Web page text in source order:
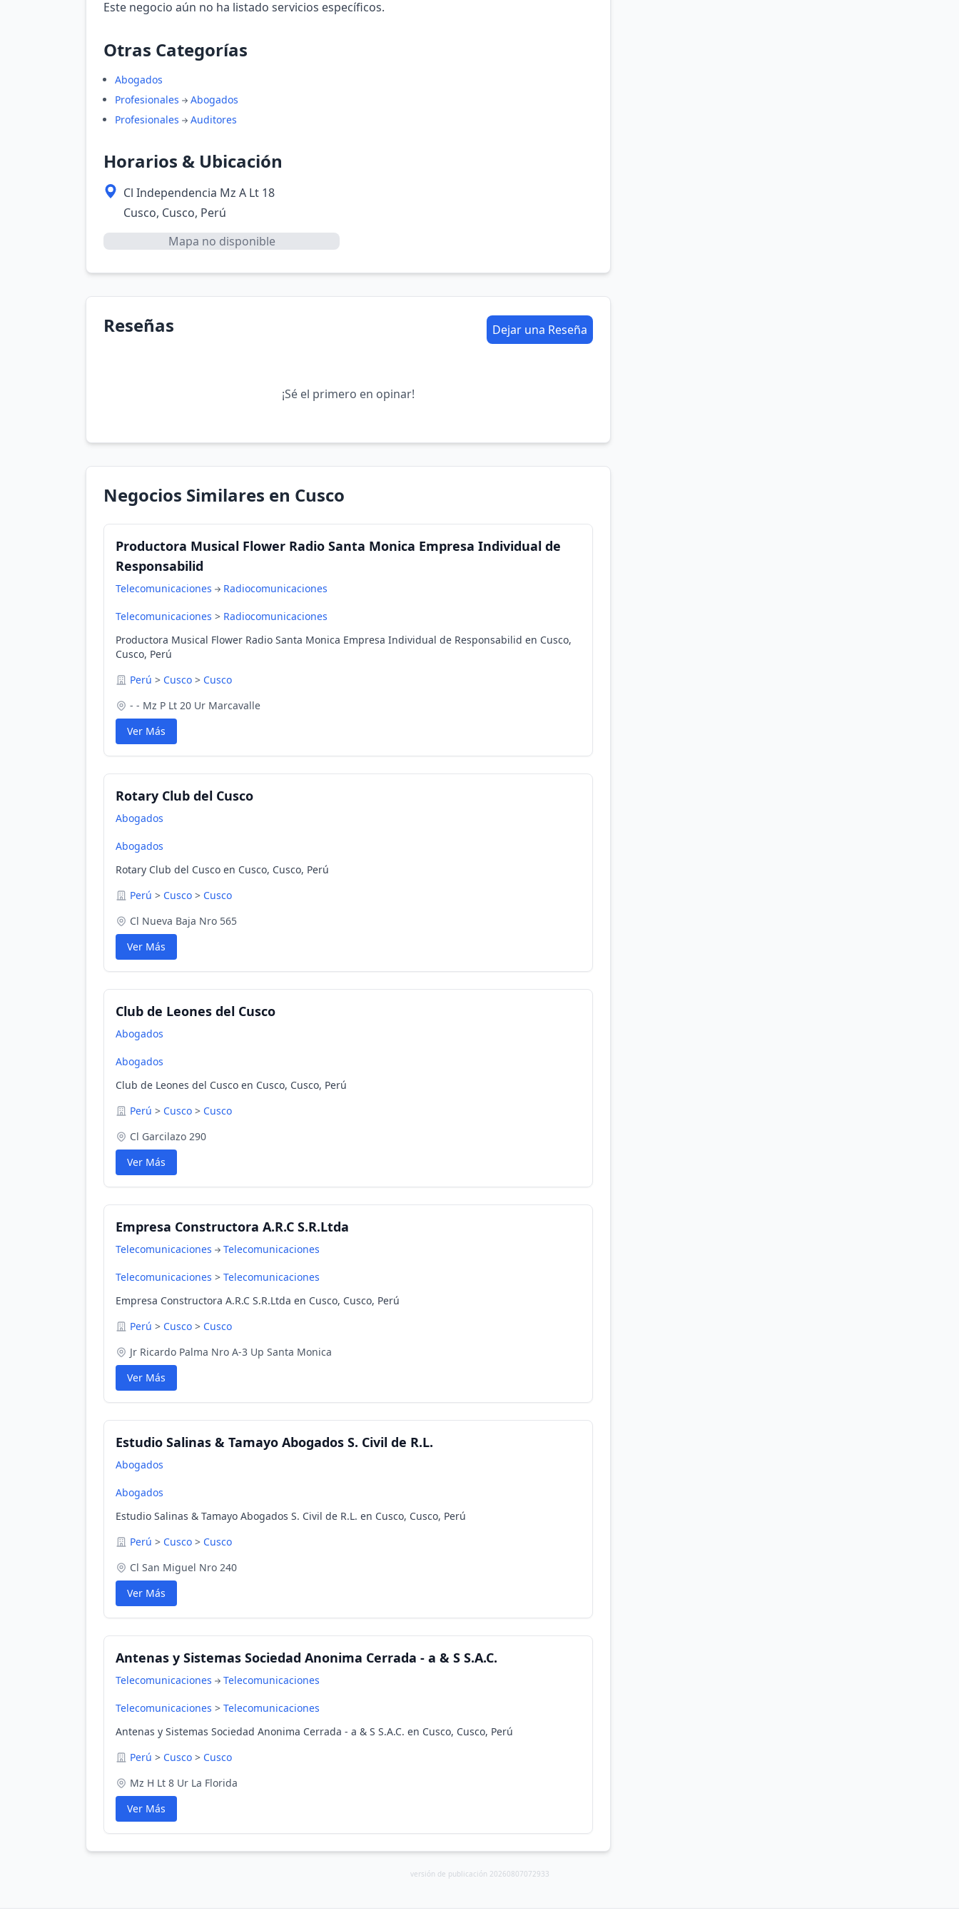
Este negocio aún no ha listado servicios específicos.
Otras Categorías
Abogados
Profesionales
Abogados
Profesionales
Auditores
Horarios & Ubicación
Cl Independencia Mz A Lt 18
Cusco, Cusco, Perú
Mapa no disponible
Reseñas Dejar una Reseña
¡Sé el primero en opinar!
Negocios Similares en Cusco
Productora Musical Flower Radio Santa Monica Empresa Individual de
Responsabilid
Telecomunicaciones Radiocomunicaciones
Telecomunicaciones > Radiocomunicaciones
Productora Musical Flower Radio Santa Monica Empresa Individual de Responsabilid en Cusco,
Cusco, Perú
Perú > Cusco > Cusco
- - Mz P Lt 20 Ur Marcavalle
Ver Más
Rotary Club del Cusco
Abogados
Abogados
Rotary Club del Cusco en Cusco, Cusco, Perú
Perú > Cusco > Cusco
Cl Nueva Baja Nro 565
Ver Más
Club de Leones del Cusco
Abogados
Abogados
Club de Leones del Cusco en Cusco, Cusco, Perú
Perú > Cusco > Cusco
Cl Garcilazo 290
Ver Más
Empresa Constructora A.R.C S.R.Ltda
Telecomunicaciones Telecomunicaciones
Telecomunicaciones > Telecomunicaciones
Empresa Constructora A.R.C S.R.Ltda en Cusco, Cusco, Perú
Perú > Cusco > Cusco
Jr Ricardo Palma Nro A-3 Up Santa Monica
Ver Más
Estudio Salinas & Tamayo Abogados S. Civil de R.L.
Abogados
Abogados
Estudio Salinas & Tamayo Abogados S. Civil de R.L. en Cusco, Cusco, Perú
Perú > Cusco > Cusco
Cl San Miguel Nro 240
Ver Más
Antenas y Sistemas Sociedad Anonima Cerrada - a & S S.A.C.
Telecomunicaciones Telecomunicaciones
Telecomunicaciones > Telecomunicaciones
Antenas y Sistemas Sociedad Anonima Cerrada - a & S S.A.C. en Cusco, Cusco, Perú
Perú > Cusco > Cusco
Mz H Lt 8 Ur La Florida
Ver Más
versión de publicación 20260807072933